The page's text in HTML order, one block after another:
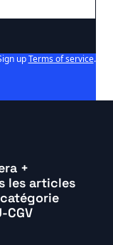
up Terms of service.
+
les articles
CGV